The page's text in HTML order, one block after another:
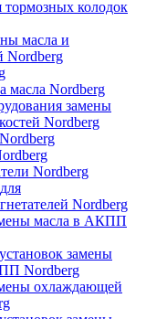
тормозных колодок
масла и
Nordberg
масла Nordberg
замены
Nordberg
Nordberg
Nordberg
масла в АКПП
замены
Nordberg
охлаждающей